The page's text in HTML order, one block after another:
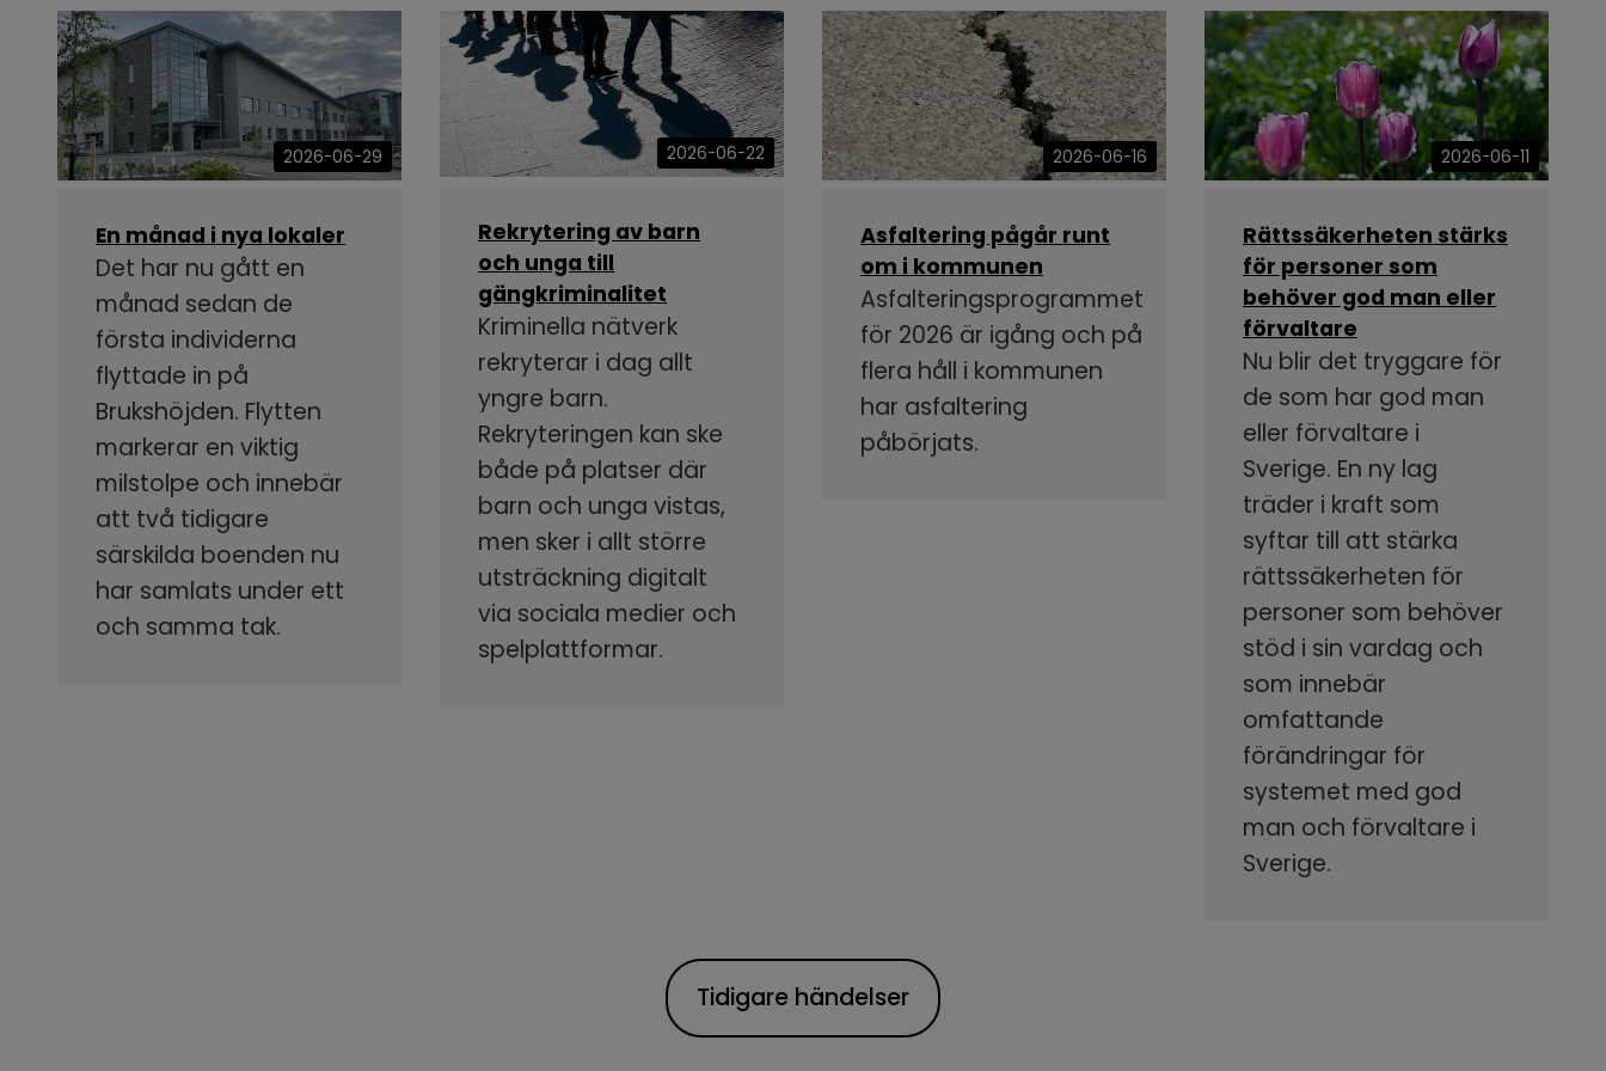
2026-06-29
En månad i nya lokaler
Det har nu gått en
månad sedan de
första individerna
flyttade in på
Brukshöjden. Flytten
markerar en viktig
milstolpe och innebär
att två tidigare
särskilda boenden nu
har samlats under ett
och samma tak.
2026-06-22
Rekrytering av barn
och unga till
gängkriminalitet
Kriminella nätverk
rekryterar i dag allt
yngre barn.
Rekryteringen kan ske
både på platser där
barn och unga vistas,
men sker i allt större
utsträckning digitalt
via sociala medier och
spelplattformar.
2026-06-16
Asfaltering pågår runt
om i kommunen
Asfalteringsprogrammet
för 2026 är igång och på
flera håll i kommunen
har asfaltering
påbörjats.
2026-06-11
Rättssäkerheten stärks
för personer som
behöver god man eller
förvaltare
Nu blir det tryggare för
de som har god man
eller förvaltare i
Sverige. En ny lag
träder i kraft som
syftar till att stärka
rättssäkerheten för
personer som behöver
stöd i sin vardag och
som innebär
omfattande
förändringar för
systemet med god
man och förvaltare i
Sverige.
Tidigare händelser